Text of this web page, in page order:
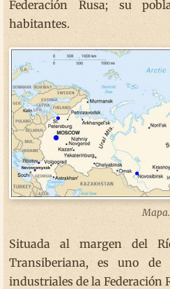
Federación Rusa; su
habitantes.
Mapa.
Situada al margen del
Transiberiana, es uno de
industriales de la Federación